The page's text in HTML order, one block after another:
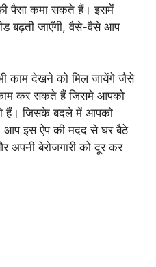
पैसा कमा सकते हैं। इसमें
बढ़ती जाएँगी, वैसे-वैसे आप
काम देखने को मिल जायेंगे जैसे
कर सकते हैं जिसमे आपको
हैं। जिसके बदले में आपको
आप इस ऐप की मदद से घर बैठे
बेरोजगारी को दूर कर